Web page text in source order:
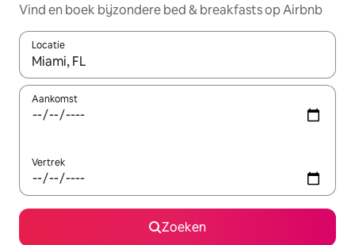
Vind en boek bijzondere bed & breakfasts op Airbnb
Locatie
Wanneer er resultaten beschikbaar zijn, maak je een keuze
Aankomst
Vertrek
Zoeken